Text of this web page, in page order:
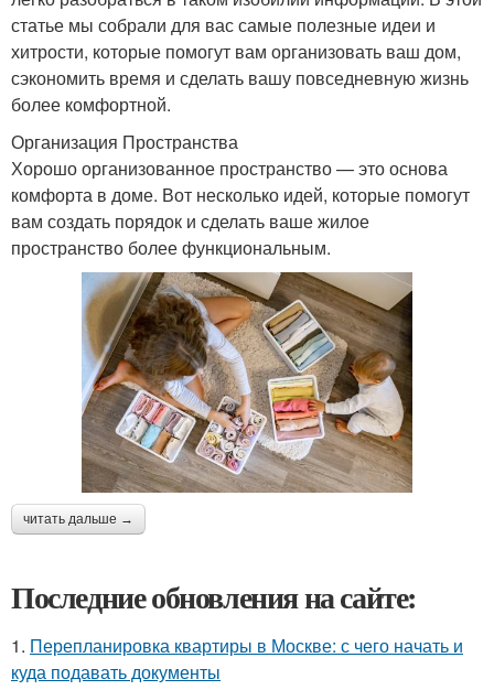
статье мы собрали для вас самые полезные идеи и
хитрости, которые помогут вам организовать ваш дом,
сэкономить время и сделать вашу повседневную жизнь
более комфортной.
Организация Пространства
Хорошо организованное пространство — это основа
комфорта в доме. Вот несколько идей, которые помогут
вам создать порядок и сделать ваше жилое
пространство более функциональным.
читать дальше →
Последние обновления на сайте:
1. Перепланировка квартиры в Москве: с чего начать и
куда подавать документы